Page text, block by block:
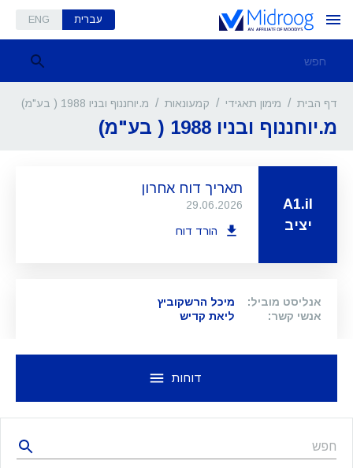
עברית ENG
דף הבית / מימון תאגידי / קמעונאות / מ.יוחננוף ובניו 1988 ( בע"מ)
מ.יוחננוף ובניו 1988 ( בע"מ)
A1.il
יציב
תאריך דוח אחרון
29.06.2026
הורד דוח
אנליסט מוביל:
מיכל הרשקוביץ
אנשי קשר: ליאת קדיש
דוחות